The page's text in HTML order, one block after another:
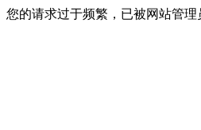
您的请求过于频繁，已被网站管理